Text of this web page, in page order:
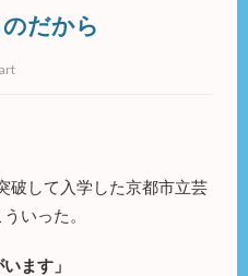
だから
art
破して入学した京都市立芸
いった。
ます」